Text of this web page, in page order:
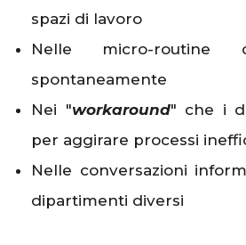
spazi di lavoro
Nelle micro-routine
spontaneamente
Nei "workaround" che i
per aggirare processi
Nelle conversazioni
dipartimenti diversi